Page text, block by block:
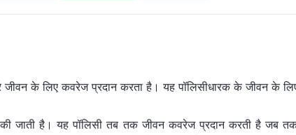
जीवन के लिए कवरेज प्रदान करता है। यह पॉलिसीधारक के जीवन के
जाती है। यह पॉलिसी तब तक जीवन कवरेज प्रदान करती है जब